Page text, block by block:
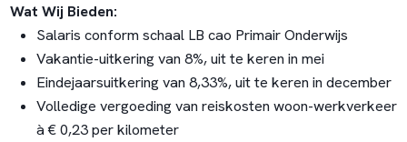
Wat Wij Bieden:
Salaris conform schaal LB cao Primair Onderwijs
Vakantie-uitkering van 8%, uit te keren in mei
Eindejaarsuitkering van 8,33%, uit te keren in december
Volledige vergoeding van reiskosten woon-werkverkeer
à € 0,23 per kilometer